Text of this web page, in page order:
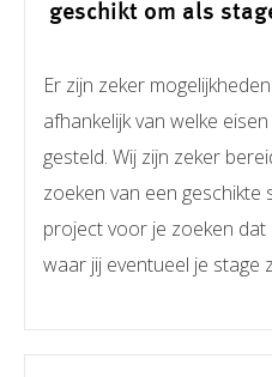
geschikt om als
Er zijn zeker
afhankelijk van welke
gesteld. Wij zijn zeker
zoeken van een geschikte
project voor je zoeken
waar jij eventueel je stage